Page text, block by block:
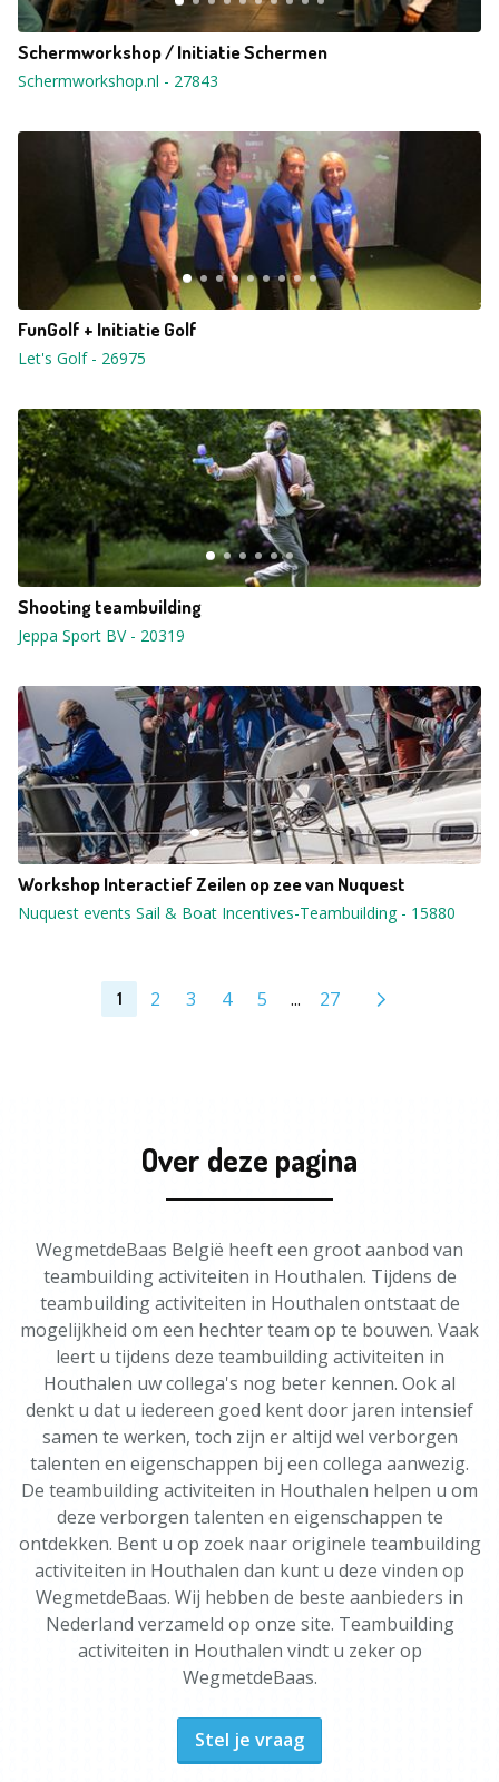
Schermworkshop / Initiatie Schermen
Schermworkshop.nl - 27843
FunGolf + Initiatie Golf
Let's Golf- 26975
Shooting teambuilding
Jeppa Sport BV- 20319
Workshop Interactief Zeilen op zee van Nuquest
Nuquest events Sail & Boat Incentives-Teambuilding- 15880
1 2 3 4 5 ... 27
Over deze pagina
WegmetdeBaas België heeft een groot aanbod van
teambuilding activiteiten in Houthalen. Tijdens de
teambuilding activiteiten in Houthalen ontstaat de
mogelijkheid om een hechter team op te bouwen. Vaak
leert u tijdens deze teambuilding activiteiten in
Houthalen uw collega's nog beter kennen. Ook al
denkt u dat u iedereen goed kent door jaren intensief
samen te werken, toch zijn er altijd wel verborgen
talenten en eigenschappen bij een collega aanwezig.
De teambuilding activiteiten in Houthalen helpen u om
deze verborgen talenten en eigenschappen te
ontdekken. Bent u op zoek naar originele teambuilding
activiteiten in Houthalen dan kunt u deze vinden op
WegmetdeBaas. Wij hebben de beste aanbieders in
Nederland verzameld op onze site. Teambuilding
activiteiten in Houthalen vindt u zeker op
WegmetdeBaas.
Stel je vraag